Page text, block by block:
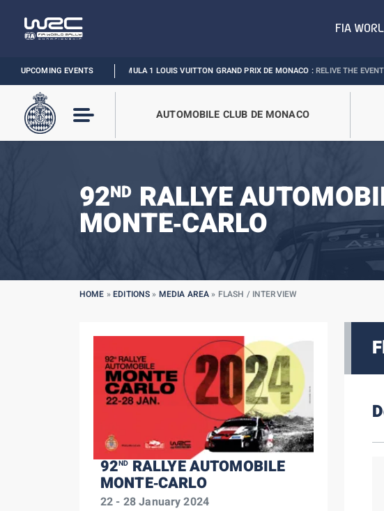
UPCOMING EVENTSFORMULA 1 LOUIS VUITTON GRAND PRIX DE MONACO : RELIVE THE EVENTI
AUTOMOBILE CLUB DE MONACO
92ND RALLYE
MONTE‑CARLO
HOME »EDITIONS » MEDIA AREA » FLASH / INTERVIEW
92NDRALLYE AUTOMOBILE
MONTE‑CARLO
22 - 28 January 2024